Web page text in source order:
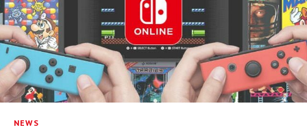
NEWS